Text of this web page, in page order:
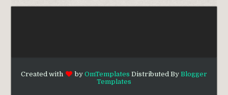
Created with by OmTemplates Distributed By Blogger
Templates